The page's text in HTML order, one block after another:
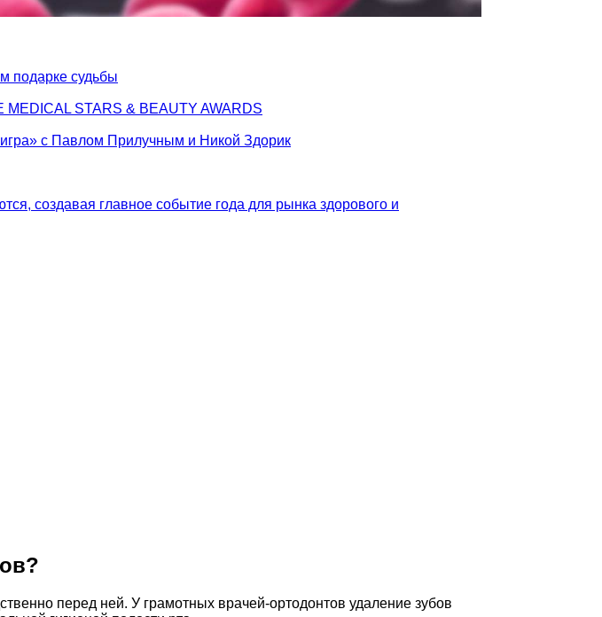
подарке судьбы
STARS & BEAUTY AWARDS
с Павлом Прилучным и Никой Здорик
создавая главное событие года для рынка здорового и
перед ней. У грамотных врачей-ортодонтов удаление зубов